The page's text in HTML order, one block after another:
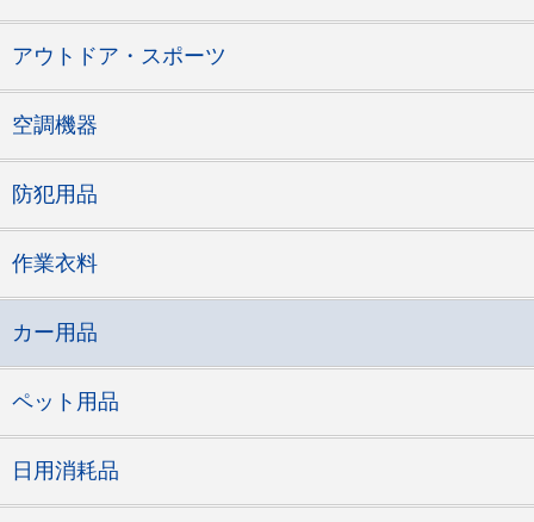
アウトドア・スポーツ
空調機器
防犯用品
作業衣料
カー用品
ペット用品
日用消耗品